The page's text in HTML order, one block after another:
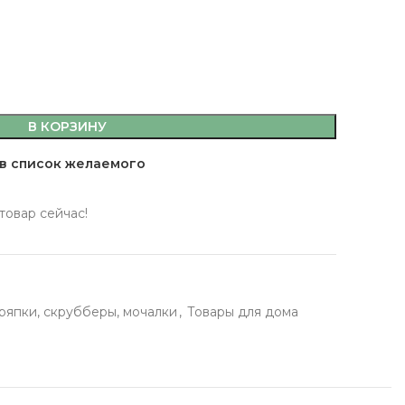
В КОРЗИНУ
список желаемого
сейчас!
скрубберы, мочалки , Товары для дома